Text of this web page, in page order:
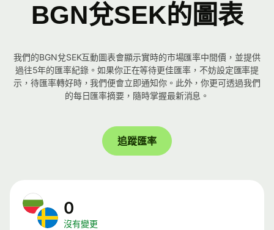
BGN兌SEK的圖表
我們的BGN兌SEK互動圖表會顯示實時的市場匯率中間價，並提供
過往5年的匯率紀錄。如果你正在等待更佳匯率，不妨設定匯率提
示，待匯率轉好時，我們便會立即通知你。此外，你更可透過我們
的每日匯率摘要，隨時掌握最新消息。
追蹤匯率
0
沒有變更